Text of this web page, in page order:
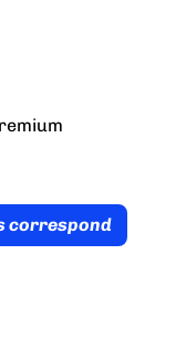
correspond